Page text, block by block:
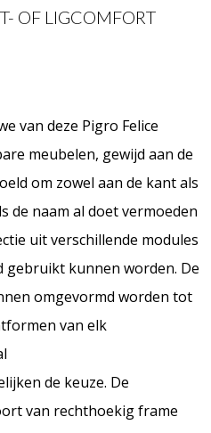
OF LIGCOMFORT
van deze Pigro Felice
meubelen, gewijd aan de
om zowel aan de kant als
de naam al doet vermoeden
uit verschillende modules
gebruikt kunnen worden. De
omgevormd worden tot
van elk
de keuze. De
van rechthoekig frame